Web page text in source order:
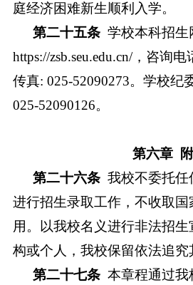
庭经济困难新生顺利入学。
第二十五条 学校本科招生
https://zsb.seu.edu.cn/，咨询电
传真: 025-52090273。学校纪
025-52090126。
第六章附
第二十六条 我校不委托任
进行招生录取工作，不收取
用。以我校名义进行非法招
构或个人，我校保留依法追究
第二十七条 本章程通过我